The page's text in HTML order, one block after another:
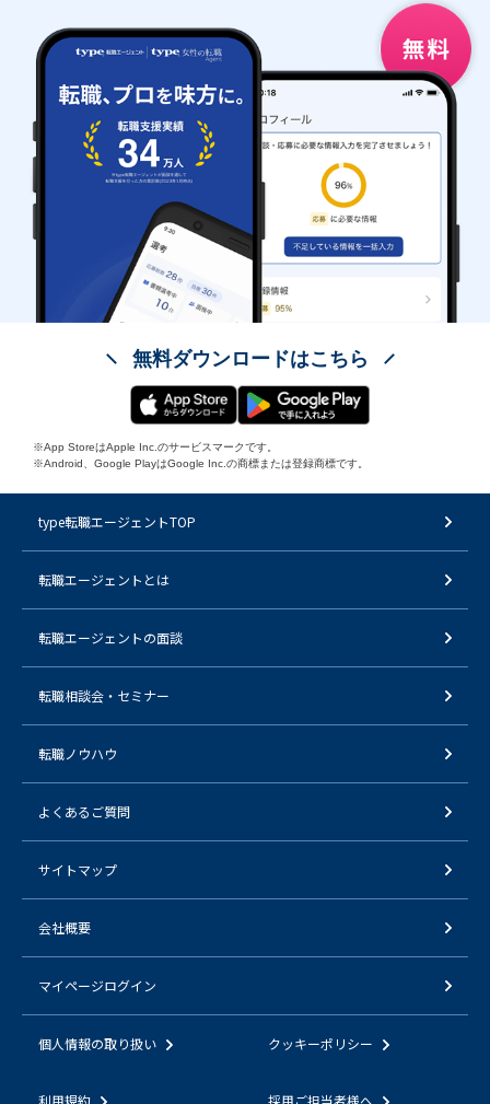
無料ダウンロードはこちら
※App StoreはApple Inc.のサービスマークです。
※Android、Google PlayはGoogle Inc.の商標または登録商標です。
type転職エージェントTOP
転職エージェントとは
転職エージェントの面談
転職相談会・セミナー
転職ノウハウ
よくあるご質問
サイトマップ
会社概要
マイページログイン
個人情報の取り扱い クッキーポリシー
利用規約 採用ご担当者様へ